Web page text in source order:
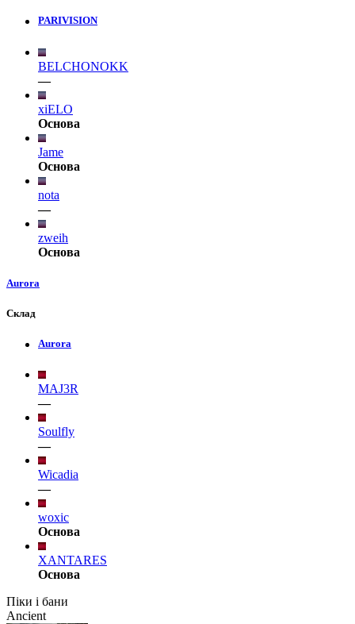
PARIVISION
BELCHONOKK
—
xiELO
Основа
Jame
Основа
nota
—
zweih
Основа
Aurora
Склад
Aurora
MAJ3R
—
Soulfly
—
Wicadia
—
woxic
Основа
XANTARES
Основа
Піки і бани
Ancient